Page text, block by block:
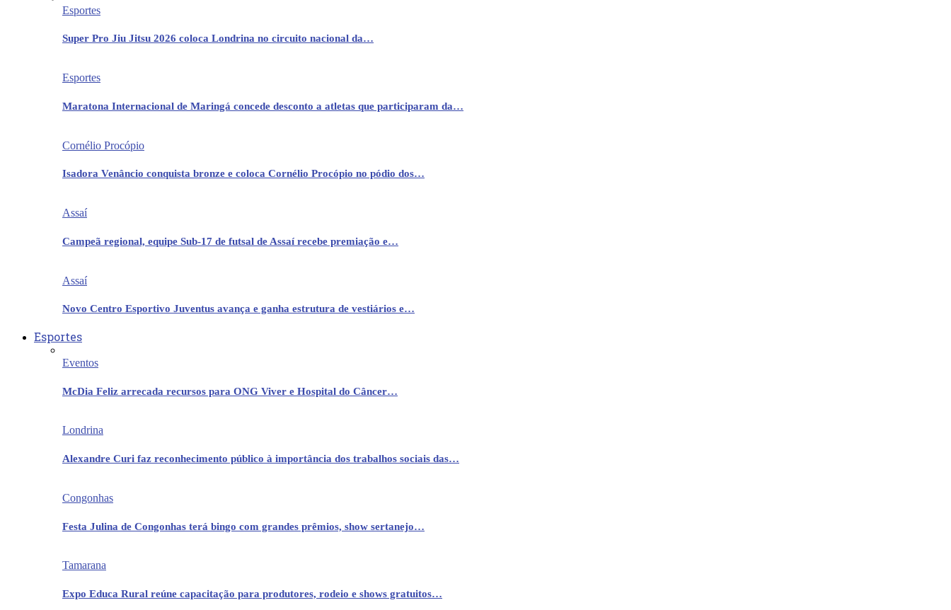
Esportes
Super Pro Jiu Jitsu 2026 coloca Londrina no circuito nacional da…
Esportes
Maratona Internacional de Maringá concede desconto a atletas que participaram da…
Cornélio Procópio
Isadora Venâncio conquista bronze e coloca Cornélio Procópio no pódio dos…
Assaí
Campeã regional, equipe Sub-17 de futsal de Assaí recebe premiação e…
Assaí
Novo Centro Esportivo Juventus avança e ganha estrutura de vestiários e…
Esportes
Eventos
McDia Feliz arrecada recursos para ONG Viver e Hospital do Câncer…
Londrina
Alexandre Curi faz reconhecimento público à importância dos trabalhos sociais das…
Congonhas
Festa Julina de Congonhas terá bingo com grandes prêmios, show sertanejo…
Tamarana
Expo Educa Rural reúne capacitação para produtores, rodeio e shows gratuitos…